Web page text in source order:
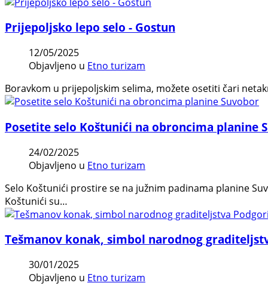
Prijepoljsko lepo selo - Gostun
12/05/2025
Objavljeno u Etno turizam
Boravkom u prijepoljskim selima, možete osetiti čari
Posetite selo Koštunići na obroncima planine
24/02/2025
Objavljeno u Etno turizam
Selo Koštunići prostire se na južnim padinama planine
Koštunići su…
Tešmanov konak, simbol narodnog
30/01/2025
Objavljeno u Etno turizam